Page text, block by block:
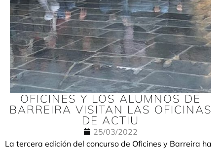
OFICINES Y LOS ALUMNOS DE
BARREIRA VISITAN LAS OFICINAS
DE ACTIU
25/03/2022
La tercera edición del concurso de Oficines y Barreira ha